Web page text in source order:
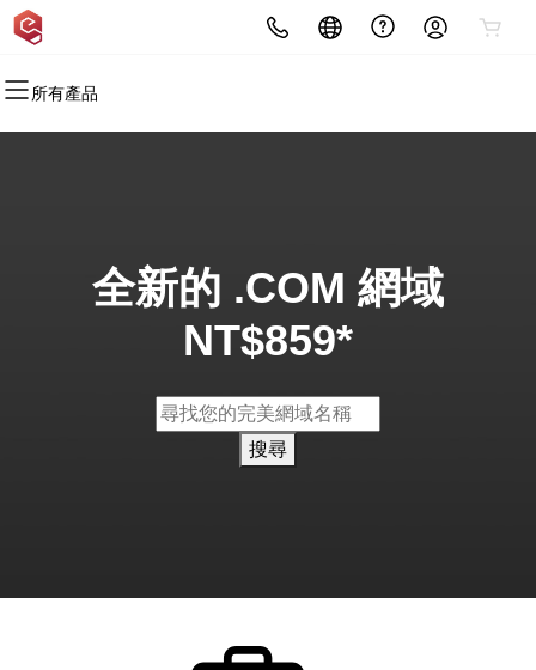
所有產品
所有產品
網域
網域轉移
所有產品
SSL加密憑證
所有產品
網路行銷廣告
數位廣告行銷
所有產品
Email
所有產品
網站規劃設計
所有產品
聯絡我們
全新的 .COM 網域
NT$859*
搜尋